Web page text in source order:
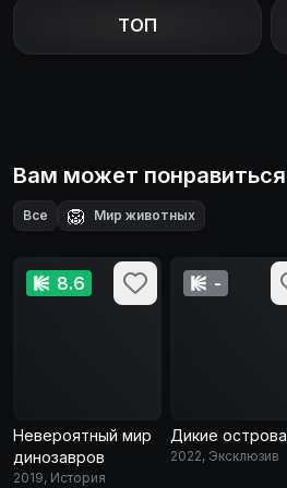
ТОП
Вам может понравиться
Все 🦁 Мир животных
8.6
Невероятный мир
динозавров
2019, История
-
Дикие острова
2022, Эксклюзив